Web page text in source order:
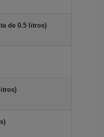
de 0.5 litros)